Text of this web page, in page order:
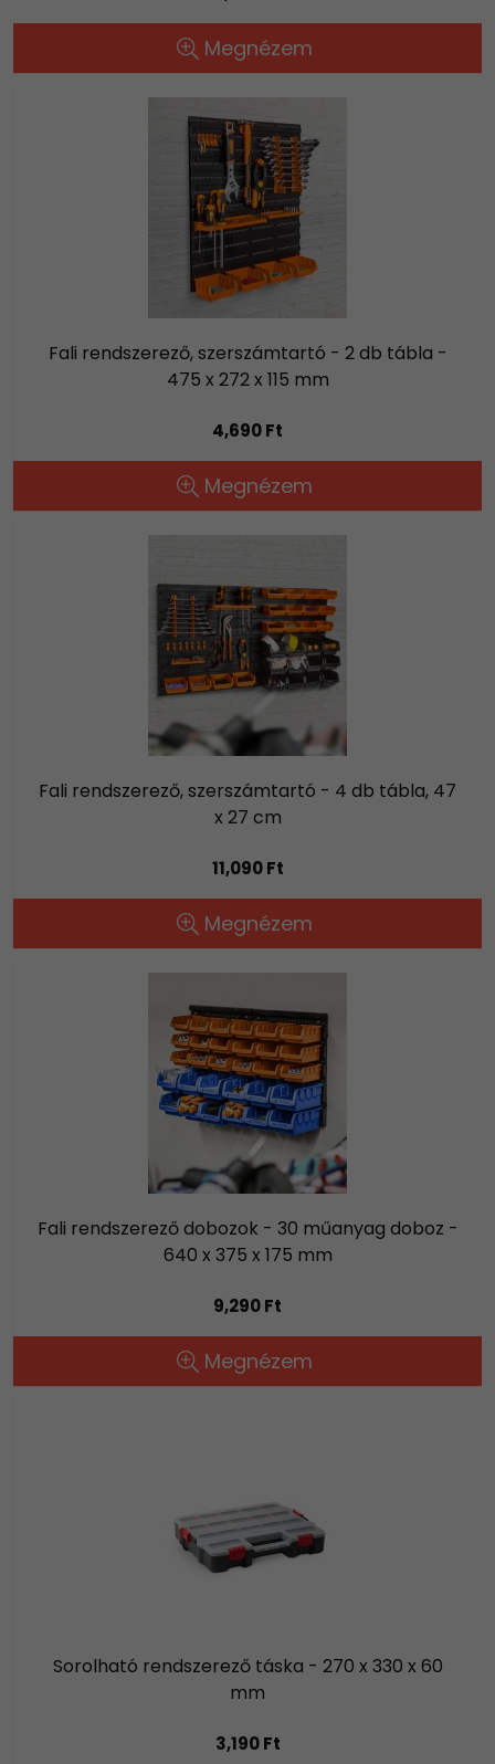
Megnézem
Fali rendszerező, szerszámtartó - 2 db tábla -
475 x 272 x 115 mm
4,690 Ft
Megnézem
Fali rendszerező, szerszámtartó - 4 db tábla, 47
x 27 cm
11,090 Ft
Megnézem
Fali rendszerező dobozok - 30 műanyag doboz -
640 x 375 x 175 mm
9,290 Ft
Megnézem
Sorolható rendszerező táska - 270 x 330 x 60
mm
3,190 Ft